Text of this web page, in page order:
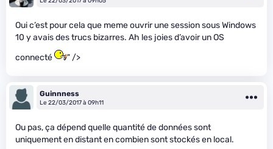
Oui c’est pour cela que meme ouvrir une session sous Windows
10 y avais des trucs bizarres. Ah les joies d’avoir un OS
connecté
" />
Guinnness
Le 22/03/2017 à 09h11
Ou pas, ça dépend quelle quantité de données sont
uniquement en distant en combien sont stockés en local.